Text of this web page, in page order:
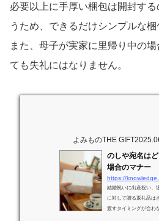
必要以上に手厚い梱包は開封す
うため、できるだけシンプルな梱
また、母子が実家に里帰り中の
ても失礼にはなりません。
よみものTHE GIFT
のしや宛名は
場合のマナー
https://
結婚祝いに出産祝い、
に対して贈る返礼品は
渡すタイミングが合わ